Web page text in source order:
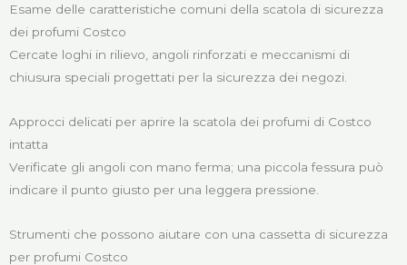
Esame delle caratteristiche comuni della scatola di sicurezza
dei profumi Costco
Cercate loghi in rilievo, angoli rinforzati e meccanismi di
chiusura speciali progettati per la sicurezza dei negozi.
Approcci delicati per aprire la scatola dei profumi di Costco
intatta
Verificate gli angoli con mano ferma; una piccola fessura può
indicare il punto giusto per una leggera pressione.
Strumenti che possono aiutare con una cassetta di sicurezza
per profumi Costco